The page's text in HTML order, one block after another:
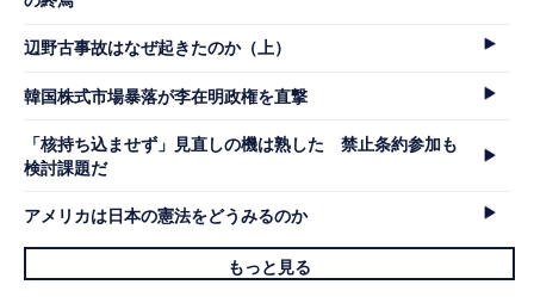
辺野古事故はなぜ起きたのか（上）
韓国株式市場暴落が李在明政権を直撃
「核持ち込ませず」見直しの機は熟した 禁止条約参加も
検討課題だ
アメリカは日本の憲法をどうみるのか
もっと見る